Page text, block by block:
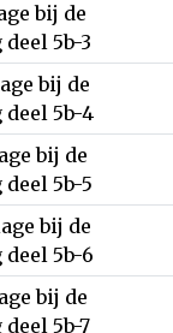
bij de
5b-3
bij de
5b-4
bij de
5b-5
bij de
5b-6
bij de
5b-7